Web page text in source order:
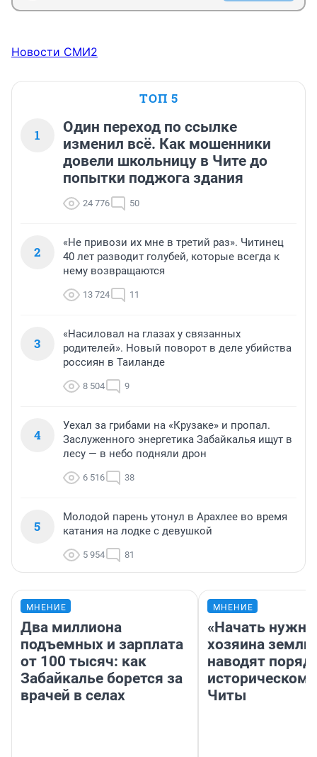
Новости СМИ2
ТОП 5
1
Один переход по ссылке
изменил всё. Как мошенники
довели школьницу в Чите до
попытки поджога здания
24 776 50
2
«Не привози их мне в третий раз». Читинец
40 лет разводит голубей, которые всегда к
нему возвращаются
13 724 11
3
«Насиловал на глазах у связанных
родителей». Новый поворот в деле убийства
россиян в Таиланде
8 504 9
4
Уехал за грибами на «Крузаке» и пропал.
Заслуженного энергетика Забайкалья ищут в
лесу — в небо подняли дрон
6 516 38
5
Молодой парень утонул в Арахлее во время
катания на лодке с девушкой
5 954 81
МНЕНИЕ
Два миллиона
подъемных и зарплата
от 100 тысяч: как
Забайкалье борется за
врачей в селах
МНЕНИЕ
«Начать нужно
хозяина
наводят
историческом
Читы